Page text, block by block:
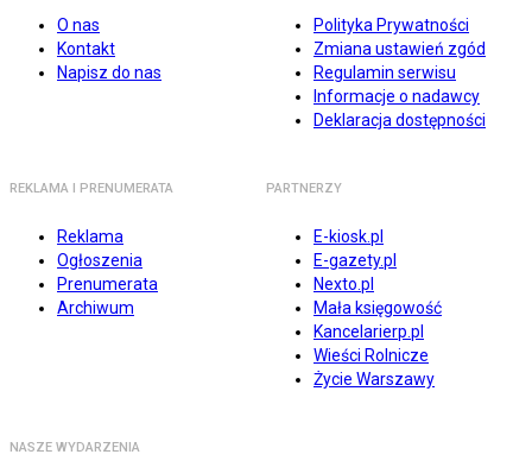
O nas
Kontakt
Napisz do nas
Polityka Prywatności
Zmiana ustawień zgód
Regulamin serwisu
Informacje o nadawcy
Deklaracja dostępności
REKLAMA I PRENUMERATA
Reklama
Ogłoszenia
Prenumerata
Archiwum
PARTNERZY
E-kiosk.pl
E-gazety.pl
Nexto.pl
Mała księgowość
Kancelarierp.pl
Wieści Rolnicze
Życie Warszawy
NASZE WYDARZENIA